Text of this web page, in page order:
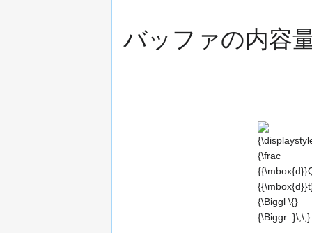
バッファの内容
{\frac
{\Biggl
.}\,\,}